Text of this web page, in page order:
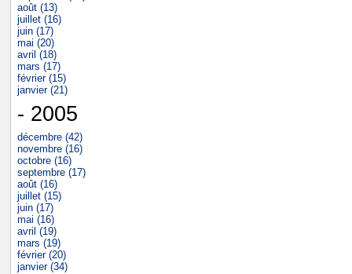
août (13)
juillet (16)
juin (17)
mai (20)
avril (18)
mars (17)
février (15)
janvier (21)
- 2005
décembre (42)
novembre (16)
octobre (16)
septembre (17)
août (16)
juillet (15)
juin (17)
mai (16)
avril (19)
mars (19)
février (20)
janvier (34)